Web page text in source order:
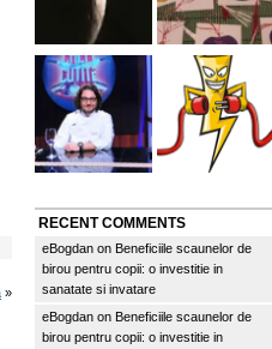
»
RECENT COMMENTS
eBogdan on Beneficiile scaunelor de
birou pentru copii: o investitie in
sanatate si invatare
eBogdan on Beneficiile scaunelor de
birou pentru copii: o investitie in